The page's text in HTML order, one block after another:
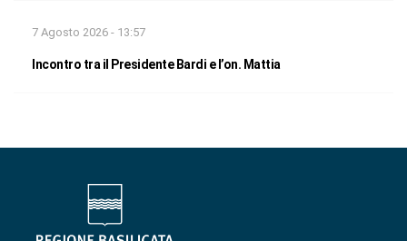
7 Agosto 2026 - 13:57
Incontro tra il Presidente Bardi e l’on. Mattia